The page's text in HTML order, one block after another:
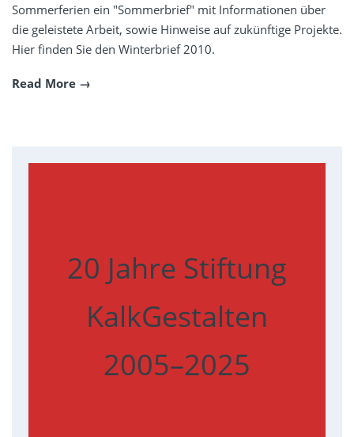
Sommerferien ein "Sommerbrief" mit Informationen über
die geleistete Arbeit, sowie Hinweise auf zukünftige Projekte.
Hier finden Sie den Winterbrief 2010.
Read More
20 Jahre Stiftung
KalkGestalten
2005–2025